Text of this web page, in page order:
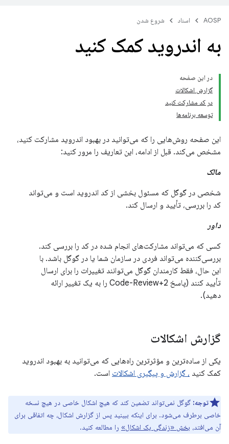
AOSP اسناد شروع شدن
به اندروید کمک کنید
در این صفحه
گزارش اشکالات
در کد مشارکت کنید
توسعه برنامه‌ها
این صفحه روش‌هایی را که می‌توانید در بهبود اندروید مشارکت کنید،
مشخص می‌کند. قبل از ادامه، این تعاریف را مرور کنید:
مالک
شخصی در گوگل که مسئول بخشی از کد اندروید است و می‌تواند
کد را بررسی، تأیید و ارسال کند.
داور
کسی که می‌تواند مشارکت‌های انجام شده در کد را بررسی کند.
بررسی‌کننده می‌تواند فردی در سازمان شما یا در گوگل باشد. با
این حال، فقط کارمندان گوگل می‌توانند تغییرات را برای ارسال
تأیید کنند (پاسخ Code-Review+2 را به یک تغییر ارائه
دهید).
گزارش اشکالات
یکی از ساده‌ترین و مؤثرترین راه‌هایی که می‌توانید به بهبود اندروید
کمک کنید ، گزارش و پیگیری اشکالات است.
توجه: گوگل نمی‌تواند تضمین کند که هیچ اشکال خاصی در هیچ نسخه
خاصی برطرف می‌شود. برای اینکه ببینید پس از گزارش اشکال، چه اتفاقی برای
آن می‌افتد، بخش «زندگی یک اشکال» را مطالعه کنید.